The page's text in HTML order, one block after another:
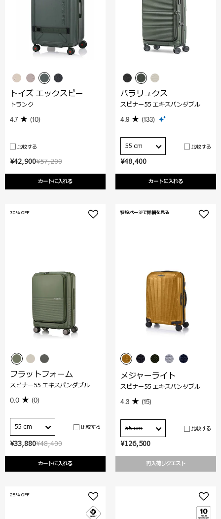
¥57,200
¥42,900
カートに入れる
トイズ エックスピー
トランク
4.7 (10)
比較する
¥48,400
カートに入れる
パラリュクス
スピナー55 エキスパンダブル
4.9 (133)
55 cm 比較する
¥48,400
¥33,880
カートに入れる
30% OFF
フラットフォーム
スピナー55 エキスパンダブル
0.0 (0)
55 cm 比較する
¥126,500
再入荷リクエスト
特設ページで詳細を見る
メジャーライト
スピナー55 エキスパンダブル
4.3 (15)
55 cm 比較する
25% OFF